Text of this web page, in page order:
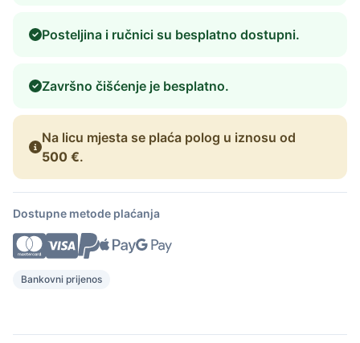
Posteljina i ručnici su besplatno dostupni.
Završno čišćenje je besplatno.
Na licu mjesta se plaća polog u iznosu od
500 €.
Dostupne metode plaćanja
Bankovni prijenos